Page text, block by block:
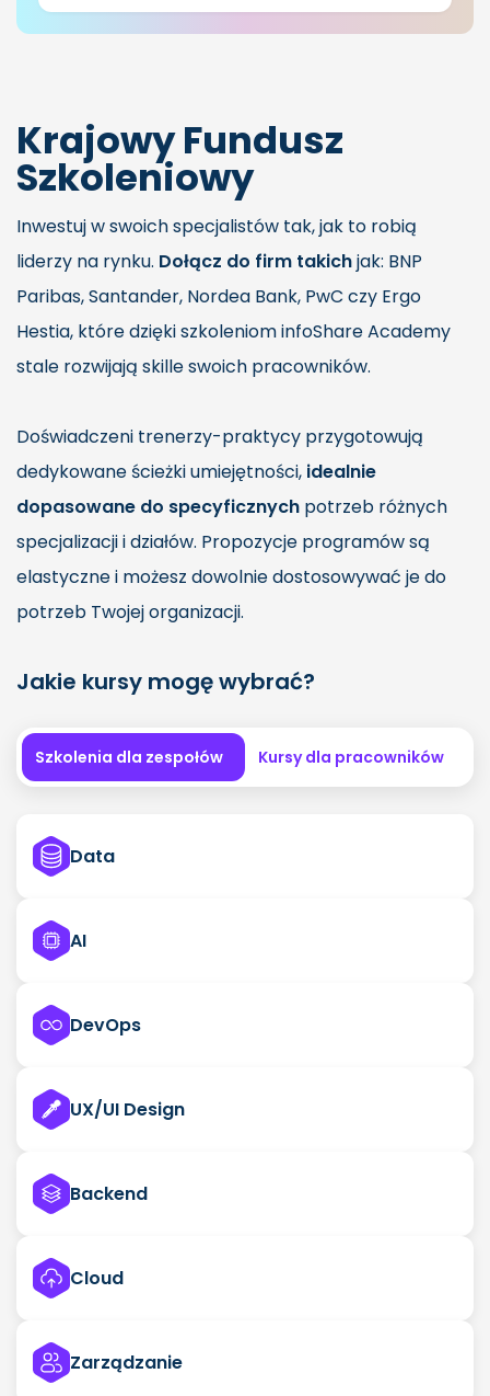
Krajowy Fundusz
Szkoleniowy
Inwestuj w swoich specjalistów tak, jak to robią
liderzy na rynku. Dołącz do firm takichjak: BNP
Paribas, Santander, Nordea Bank, PwC czy Ergo
Hestia, które dzięki szkoleniom infoShare Academy
stale rozwijają skille swoich pracowników.
Doświadczeni trenerzy-praktycy przygotowują
dedykowane ścieżki umiejętności, idealnie
dopasowane do specyficznych potrzeb różnych
specjalizacji i działów. Propozycje programów są
elastyczne i możesz dowolnie dostosowywać je do
potrzeb Twojej organizacji.
Jakie kursy mogę wybrać?
Szkolenia dla zespołów Kursy dla pracowników
Data
AI
DevOps
UX/UI Design
Backend
Cloud
Zarządzanie